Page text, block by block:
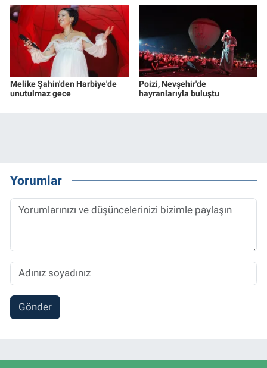
Melike Şahin'den Harbiye'de
unutulmaz gece
Poizi, Nevşehir'de
hayranlarıyla buluştu
Yorumlar
Gönder